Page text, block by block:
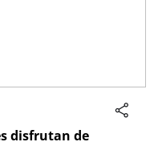
disfrutan de